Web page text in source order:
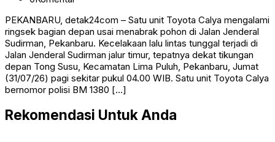
PEKANBARU, detak24com – Satu unit Toyota Calya mengalami
ringsek bagian depan usai menabrak pohon di Jalan Jenderal
Sudirman, Pekanbaru. Kecelakaan lalu lintas tunggal terjadi di
Jalan Jenderal Sudirman jalur timur, tepatnya dekat tikungan
depan Tong Susu, Kecamatan Lima Puluh, Pekanbaru, Jumat
(31/07/26) pagi sekitar pukul 04.00 WIB. Satu unit Toyota Calya
bernomor polisi BM 1380 […]
Rekomendasi Untuk Anda